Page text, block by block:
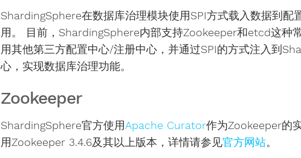
ShardingSphere在数据库治理模块使用SPI方式载入数据到
用。 目前，ShardingSphere内部支持Zookeeper和etcd这种
用其他第三方配置中心/注册中心，并通过SPI的方式注入到
心，实现数据库治理功能。
Zookeeper
ShardingSphere官方使用Apache Curator作为Zookeeper的
用Zookeeper 3.4.6及其以上版本，详情请参见官方网站。